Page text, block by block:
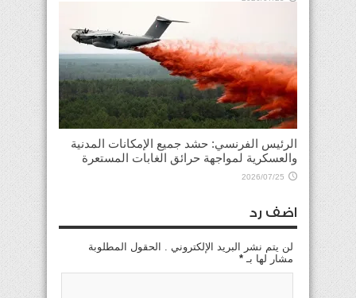
الرئيس الفرنسي: حشد جميع الإمكانات المدنية
والعسكرية لمواجهة حرائق الغابات المستعرة
2026/07/25
اضف رد
لن يتم نشر البريد الإلكتروني . الحقول المطلوبة
مشار لها بـ *